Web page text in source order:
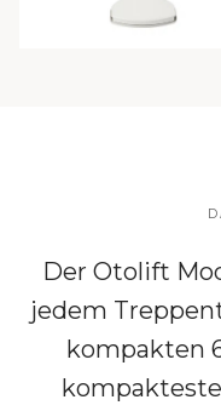
Der Otolift
jedem
kompakten